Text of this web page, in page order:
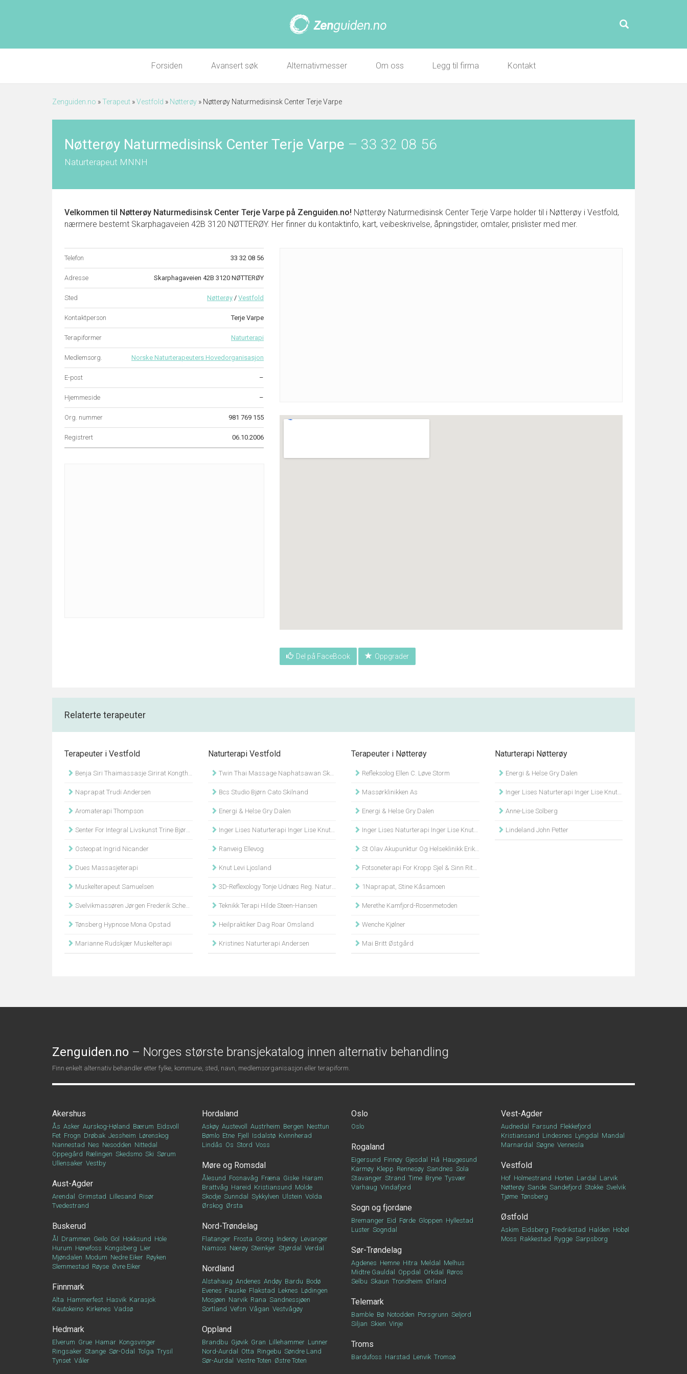
Forsiden Avansert søk Alternativmesser Om oss Legg til firma Kontakt
Zenguiden.no »Terapeut »Vestfold » Nøtterøy » Nøtterøy Naturmedisinsk Center Terje Varpe
Nøtterøy Naturmedisinsk Center Terje Varpe – 33 32 08 56
Naturterapeut MNNH
Velkommen til Nøtterøy Naturmedisinsk Center Terje Varpe på Zenguiden.no! Nøtterøy Naturmedisinsk Center Terje Varpe holder til i Nøtterøy i Vestfold,
nærmere bestemt Skarphagaveien 42B 3120 NØTTERØY. Her finner du kontaktinfo, kart, veibeskrivelse, åpningstider, omtaler, prislister med mer.
Telefon 33 32 08 56
Adresse Skarphagaveien 42B 3120 NØTTERØY
Sted Nøtterøy / Vestfold
Kontaktperson Terje Varpe
Terapiformer Naturterapi
Medlemsorg. Norske Naturterapeuters Hovedorganisasjon
E-post –
Hjemmeside –
Org. nummer 981 769 155
Registrert 06.10.2006
Del på FaceBook Oppgrader
Relaterte terapeuter
Terapeuter i Vestfold
Benja Siri Thaimassasje Sirirat Kongthong Bjertnes
Naprapat Trudi Andersen
Aromaterapi Thompson
Senter For Integral Livskunst Trine Bjørgan Høiberg
Osteopat Ingrid Nicander
Dues Massasjeterapi
Muskelterapeut Samuelsen
Svelvikmassøren Jørgen Frederik Scheel Haarstad
Tønsberg Hypnose Mona Opstad
Marianne Rudskjær Muskelterapi
Naturterapi Vestfold
Twin Thai Massage Naphatsawan Skoie
Bcs Studio Bjørn Cato Skilnand
Energi & Helse Gry Dalen
Inger Lises Naturterapi Inger Lise Knutsen
Ranveig Ellevog
Knut Levi Ljosland
3D-Reflexology Tonje Udnæs Reg. Naturterapeut Mnnh
Teknikk Terapi Hilde Steen-Hansen
Heilpraktiker Dag Roar Omsland
Kristines Naturterapi Andersen
Terapeuter i Nøtterøy
Refleksolog Ellen C. Løve Storm
Massørklinikken As
Energi & Helse Gry Dalen
Inger Lises Naturterapi Inger Lise Knutsen
St Olav Akupunktur Og Helseklinikk Erik Vinje Olbjørn
Fotsoneterapi For Kropp Sjel & Sinn Rita Hellum Foyn
1Naprapat, Stine Kåsamoen
Merethe Kamfjord-Rosenmetoden
Wenche Kjølner
Mai Britt Østgård
Naturterapi Nøtterøy
Energi & Helse Gry Dalen
Inger Lises Naturterapi Inger Lise Knutsen
Anne-Lise Solberg
Lindeland John Petter
Zenguiden.no – Norges største bransjekatalog innen alternativ behandling
Finn enkelt alternativ behandler etter fylke, kommune, sted, navn, medlemsorganisasjon eller terapiform.
Akershus
Ås Asker Aurskog-Høland Bærum Eidsvoll
Fet Frogn Drøbak Jessheim Lørenskog
Nannestad Nes Nesodden Nittedal
Oppegård Rælingen Skedsmo Ski Sørum
Ullensaker Vestby
Aust-Agder
Arendal Grimstad Lillesand Risør
Tvedestrand
Buskerud
Ål Drammen Geilo Gol Hokksund Hole
Hurum Hønefoss Kongsberg Lier
Mjøndalen Modum Nedre Eiker Røyken
Slemmestad Røyse Øvre Eiker
Finnmark
Alta Hammerfest Hasvik Karasjok
Kautokeino Kirkenes Vadsø
Hedmark
Elverum Grue Hamar Kongsvinger
Ringsaker Stange Sør-Odal Tolga Trysil
Tynset Våler
Hordaland
Askøy Austevoll Austrheim Bergen Nesttun
Bømlo Etne Fjell Isdalstø Kvinnherad
Lindås Os Stord Voss
Møre og Romsdal
Ålesund Fosnavåg Fræna Giske Haram
Brattvåg Hareid Kristiansund Molde
Skodje Sunndal Sykkylven Ulstein Volda
Ørskog Ørsta
Nord-Trøndelag
Flatanger Frosta Grong Inderøy Levanger
Namsos Nærøy Steinkjer Stjørdal Verdal
Nordland
Alstahaug Andenes Andøy Bardu Bodø
Evenes Fauske Flakstad Leknes Lødingen
Mosjøen Narvik Rana Sandnessjøen
Sortland Vefsn Vågan Vestvågøy
Oppland
Brandbu Gjøvik Gran Lillehammer Lunner
Nord-Aurdal
Otta Ringebu Søndre Land
Sør-Aurdal
Vestre Toten Østre Toten
Oslo
Oslo
Rogaland
Eigersund Finnøy Gjesdal Hå Haugesund
Karmøy Klepp Rennesøy Sandnes Sola
Stavanger Strand Time Bryne Tysvær
Varhaug Vindafjord
Sogn og fjordane
Bremanger Eid Førde Gloppen Hyllestad
Luster Sogndal
Sør-Trøndelag
Agdenes Hemne Hitra Meldal
Melhus
Midtre Gauldal
Oppdal Orkdal
Røros
Selbu Skaun Trondheim Ørland
Telemark
Bamble Bø Notodden Porsgrunn Seljord
Siljan Skien Vinje
Troms
Bardufoss Harstad Lenvik Tromsø
Vest-Agder
Audnedal Farsund Flekkefjord
Kristiansand Lindesnes Lyngdal
Mandal
Marnardal
Søgne Vennesla
Vestfold
Hof Holmestrand Horten Lardal
Larvik
Nøtterøy Sande Sandefjord Stokke Svelvik
Tjøme Tønsberg
Østfold
Askim Eidsberg Fredrikstad Halden Hobøl
Moss Rakkestad Rygge Sarpsborg